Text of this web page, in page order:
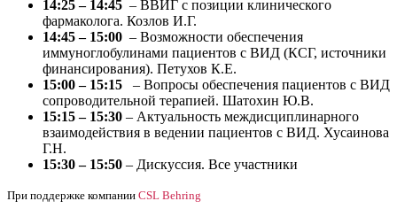
14:25 – 14:45 – ВВИГ с позиции клинического
фармаколога. Козлов И.Г.
14:45 – 15:00 – Возможности обеспечения
иммуноглобулинами пациентов с ВИД (КСГ, источники
финансирования). Петухов К.Е.
15:00 – 15:15 – Вопросы обеспечения пациентов с ВИД
сопроводительной терапией. Шатохин Ю.В.
15:15 – 15:30 – Актуальность междисциплинарного
взаимодействия в ведении пациентов с ВИД. Хусаинова
Г.Н.
15:30 – 15:50 – Дискуссия. Все участники
При поддержке компании CSL Behring